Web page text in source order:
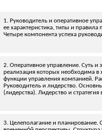
1. Руководитель и оперативное
ее характеристика, типы и правила
Четыре компонента успеха
2. Оперативное управление. Суть
реализация которых необходима в
функции управления компанией.
Руководитель и лидерство.
(лидерства). Лидерство и стратегия
3. Целеполагание и